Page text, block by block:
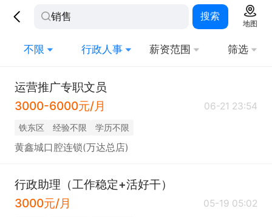
搜索
地图
不限 行政人事 薪资范围 筛选
运营推广专职文员
3000-6000元/月
06-21 23:54
铁东区 经验不限 学历不限
黄鑫城口腔连锁(万达总店)
行政助理（工作稳定+活好干）
3000元/月
05-19 05:02